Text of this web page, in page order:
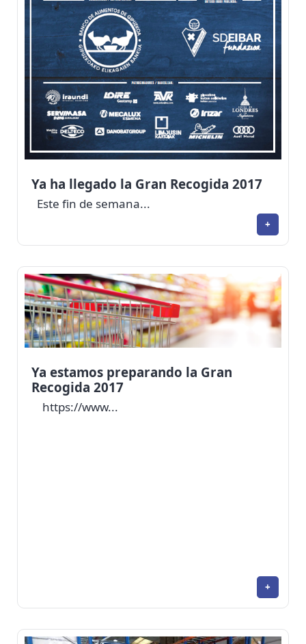
Ya ha llegado la Gran Recogida 2017
Este fin de semana...
+
Ya estamos preparando la Gran
Recogida 2017
https://www...
+